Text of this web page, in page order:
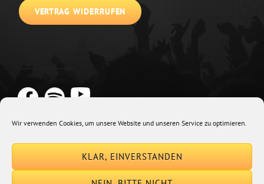
Wir verwenden Cookies, um unsere Website und unseren Service zu optimieren.
KLAR, EINVERSTANDEN
VERTRAG WIDERRUFEN
Euphony By Catch Themes